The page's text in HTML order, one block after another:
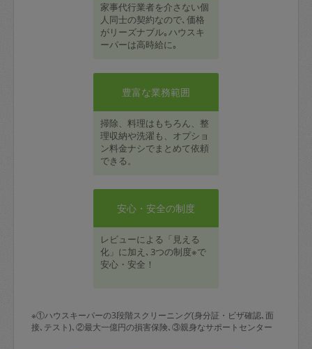
家事代行業者を介さない個
人同士の契約なので､価格
がリーズナブル｡ハウスキ
ーパーは高時給に｡
豊富な業務範囲
掃除、料理はもちろん、整
理収納や洗濯も、オプショ
ン料金ナシでまとめて依頼
できる。
安心・安全の制度
レビューによる「見える
化」に加え､3つの制度※で
安心・安全！
※①ハウスキーパーの3段階スクリーニング(身分証・ビザ確認､面
接､テスト)､②最大一億円の損害保険､③親身なサポートセンター